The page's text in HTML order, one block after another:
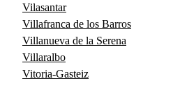
Vilasantar
Villafranca de los Barros
Villanueva de la Serena
Villaralbo
Vitoria-Gasteiz